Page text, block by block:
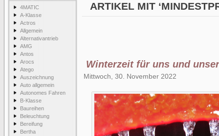
4MATIC
A-Klasse
Actros
Allgemein
Alternativantrieb
AMG
Antos
Arocs
Atego
Auszeichnung
Auto allgemein
Autonomes Fahren
B-Klasse
Baureihen
Beleuchtung
Bereifung
Bertha
ARTIKEL MIT
Winterzeit für uns und
Mittwoch, 30. November 2022